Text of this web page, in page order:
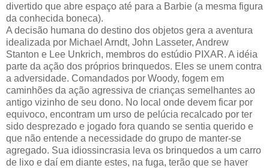
divertido que abre espaço até para a Barbie (a mesma figura
da conhecida boneca).
A decisão humana do destino dos objetos gera a aventura
idealizada por Michael Arndt, John Lasseter, Andrew
Stanton e Lee Unkrich, membros do estúdio PIXAR. A idéia
parte da ação dos próprios brinquedos. Eles se unem contra
a adversidade. Comandados por Woody, fogem em
caminhões da ação agressiva de crianças semelhantes ao
antigo vizinho de seu dono. No local onde devem ficar por
equivoco, encontram um urso de pelúcia recalcado por ter
sido desprezado e jogado fora quando se sentia querido e
que não entende a necessidade do grupo de manter-se
agregado. Sua idiossincrasia leva os brinquedos a um carro
de lixo e daí em diante estes, na fuga, terão que se haver